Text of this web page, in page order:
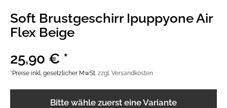
Soft Brustgeschirr Ipuppyone Air
Flex Beige
25,90 € *
*Preise inkl. gesetzlicher MwSt. zzgl. Versandkosten
Bitte wähle zuerst eine Variante